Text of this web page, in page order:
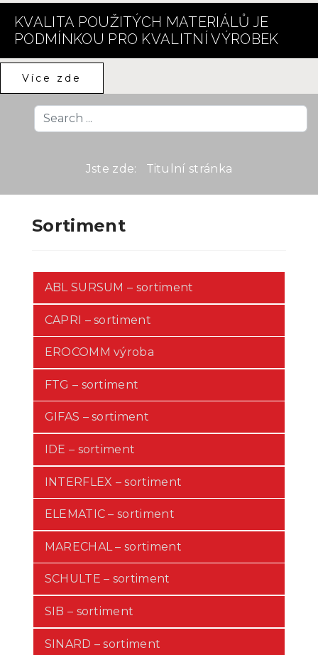
KVALITA POUŽITÝCH MATERIÁLŮ JE
PODMÍNKOU PRO KVALITNÍ VÝROBEK
Více zde
Search
...
Jste zde: Titulní stránka
Sortiment
ABL SURSUM – sortiment
CAPRI – sortiment
EROCOMM výroba
FTG – sortiment
GIFAS – sortiment
IDE – sortiment
INTERFLEX – sortiment
ELEMATIC – sortiment
MARECHAL – sortiment
SCHULTE – sortiment
SIB – sortiment
SINARD – sortiment